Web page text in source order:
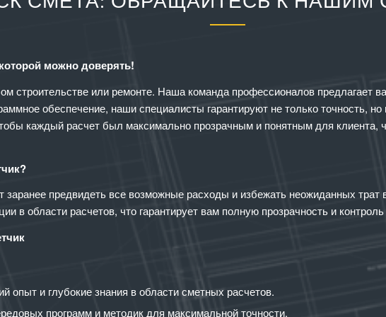
можно доверять!
или ремонте. Наша команда профессионалов предлагает
обеспечение, наши специалисты гарантируют не только точность,
каждый расчет был максимально прозрачным и понятным для клиента,
заранее предвидеть все возможные расходы и избежать неожиданных
в области расчетов, что гарантирует вам полную прозрачность и
опыт и глубокие знания в области сметных расчетов.
программ и методик для максимальной точности.